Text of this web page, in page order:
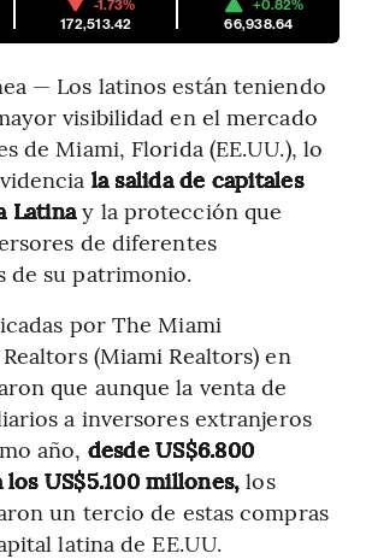
-1.73%
172,513.42
+0.82%
66,938.64
— Los latinos están teniendo
visibilidad en el mercado
de Miami, Florida (EE.UU.), lo
la salida de capitales
Latinay la protección que
de diferentes
de su patrimonio.
por The Miami
(Miami Realtors) en
que aunque la venta de
a inversores extranjeros
año, desde US$6.800
US$5.100 millones, los
un tercio de estas compras
latina de EE.UU.